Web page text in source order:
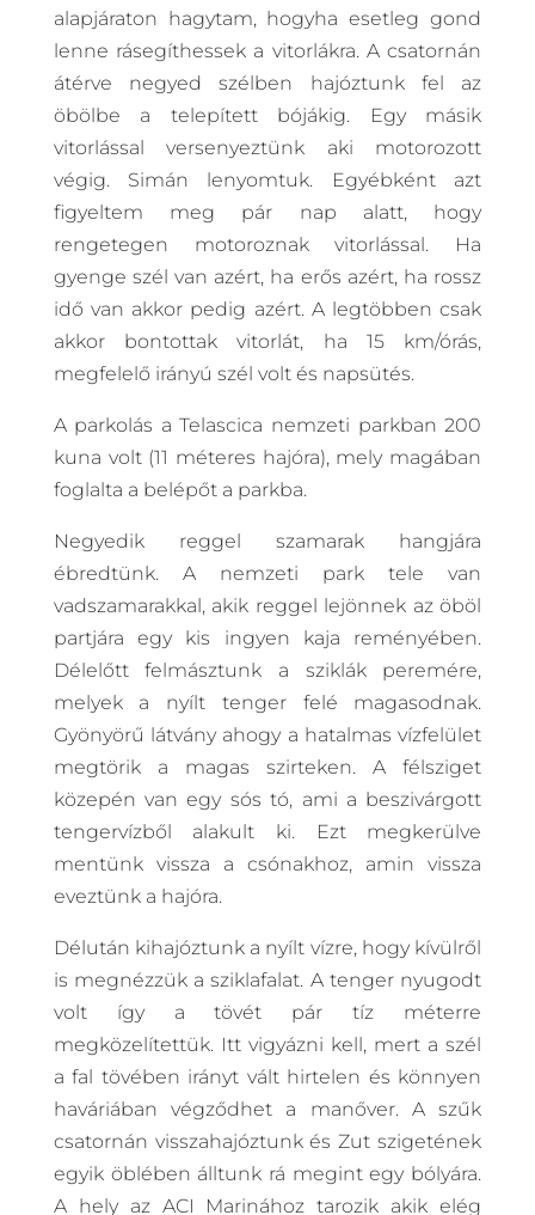
alapjáraton hagytam, hogyha esetleg gond
lenne rásegíthessek a vitorlákra. A csatornán
átérve negyed szélben hajóztunk fel az
öbölbe a telepített bójákig. Egy másik
vitorlással versenyeztünk aki motorozott
végig. Simán lenyomtuk. Egyébként azt
figyeltem meg pár nap alatt, hogy
rengetegen motoroznak vitorlással. Ha
gyenge szél van azért, ha erős azért, ha rossz
idő van akkor pedig azért. A legtöbben csak
akkor bontottak vitorlát, ha 15 km/órás,
megfelelő irányú szél volt és napsütés.
A parkolás a Telascica nemzeti parkban 200
kuna volt (11 méteres hajóra), mely magában
foglalta a belépőt a parkba.
Negyedik reggel szamarak hangjára
ébredtünk. A nemzeti park tele van
vadszamarakkal, akik reggel lejönnek az öböl
partjára egy kis ingyen kaja reményében.
Délelőtt felmásztunk a sziklák peremére,
melyek a nyílt tenger felé magasodnak.
Gyönyörű látvány ahogy a hatalmas vízfelület
megtörik a magas szirteken. A félsziget
közepén van egy sós tó, ami a beszivárgott
tengervízből alakult ki. Ezt megkerülve
mentünk vissza a csónakhoz, amin vissza
eveztünk a hajóra.
Délután kihajóztunk a nyílt vízre, hogy kívülről
is megnézzük a sziklafalat. A tenger nyugodt
volt így a tövét pár tíz méterre
megközelítettük. Itt vigyázni kell, mert a szél
a fal tövében irányt vált hirtelen és könnyen
haváriában végződhet a manőver. A szűk
csatornán visszahajóztunk és Zut szigetének
egyik öblében álltunk rá megint egy bólyára.
A hely az ACI Marinához tarozik akik elég